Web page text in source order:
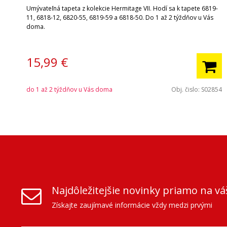
Umývateľná tapeta z kolekcie Hermitage VII. Hodí sa k tapete 6819-
11, 6818-12, 6820-55, 6819-59 a 6818-50. Do 1 až 2 týždňov u Vás
doma.
15,99 €
do 1 až 2 týždňov u Vás doma Obj. čislo: S02854
Najdôležitejšie novinky priamo na
Získajte zaujímavé informácie vždy medzi prvými